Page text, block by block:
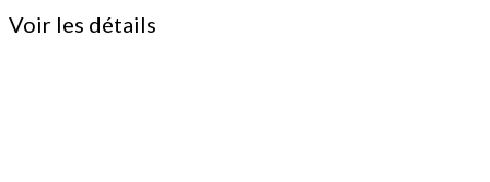
Voir les détails